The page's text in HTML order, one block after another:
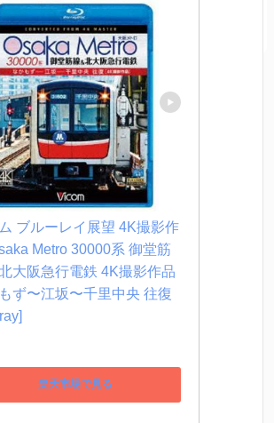
ブルーレイ展望 4K撮影作
Metro 30000系 御堂筋
大阪急行電鉄 4K撮影作品
ず〜江坂〜千里中央 往復
楽天市場で見る